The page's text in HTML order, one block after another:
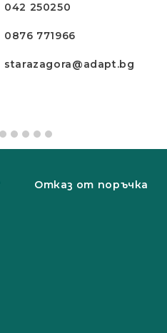
042 250250
0876 771966
starazagora@adapt.bg
Отказ от поръчка